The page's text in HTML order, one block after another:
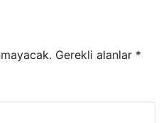
Gerekli alanlar *